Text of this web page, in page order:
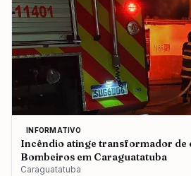
INFORMATIVO
Incêndio atinge transformador de
Bombeiros em Caraguatatuba
Caraguatatuba